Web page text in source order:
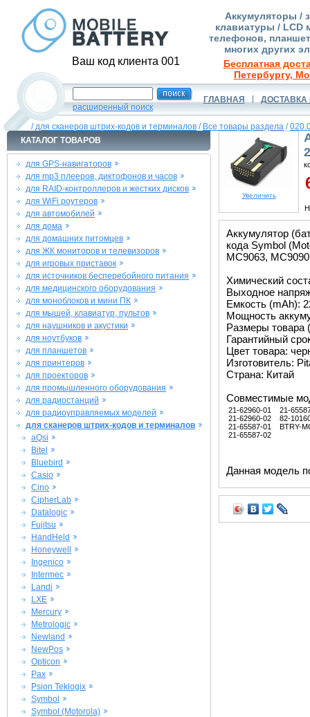
Ваш код клиента 001
Аккумуляторы /
клавиатуры / LCD
телефонов,
многих других
Бесплатная
Петербургу,
расширенный поиск
ГЛАВНАЯ ДОСТАВКА
/для сканеров штрих-кодов и терминалов / Все товары раздела /
КАТАЛОГ ТОВАРОВ
для GPS-навигаторов
для mp3 плееров, диктофонов и часов
для RAID-контроллеров и жестких дисков
для WiFi роутеров
для автомобилей
для дома
для домашних питомцев
для ЖК мониторов и телевизоров
для игровых приставок
для источников бесперебойного питания
для медицинского оборудования
для моноблоков и мини ПК
для мышей, клавиатур, пультов
для наушников и акустики
для ноутбуков
для планшетов
для принтеров
для проекторов
для промышленного оборудования
для радиостанций
для радиоуправляемых моделей
для сканеров штрих-кодов и терминалов
aQsi
Bitel
Bluebird
Casio
Cino
CipherLab
Datalogic
Fujitsu
HandHeld
Honeywell
Ingenico
Intermec
Landi
LXE
Mercury
Metrologic
Newland
NewPos
Opticon
Pax
Psion Teklogix
Symbol
Symbol (Motorola)
Увеличить
Аккумулятор
кода Symbol
MC9063,
Химический
Выходное
Емкость (mAh):
Мощность
Размеры товара
Гарантийный
Цвет товара:
Изготовитель:
Страна: Китай
Совместимые
21-62960-01
21-62960-02
21-65587-01
21-65587-02
21-
82-
BTRY-
Данная модель